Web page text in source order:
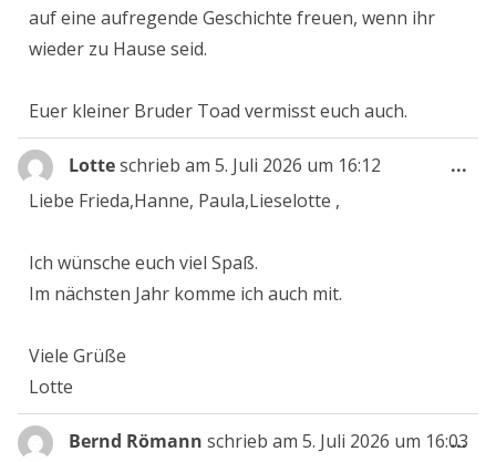
auf eine aufregende Geschichte freuen, wenn ihr
wieder zu Hause seid.
Euer kleiner Bruder Toad vermisst euch auch.
Lotteschrieb am 5. Juli 2026 um 16:12
Liebe Frieda,Hanne, Paula,Lieselotte ,
Ich wünsche euch viel Spaß.
Im nächsten Jahr komme ich auch mit.
Viele Grüße
Lotte
...
Bernd Römann schrieb am 5. Juli 2026 um 16:03
...